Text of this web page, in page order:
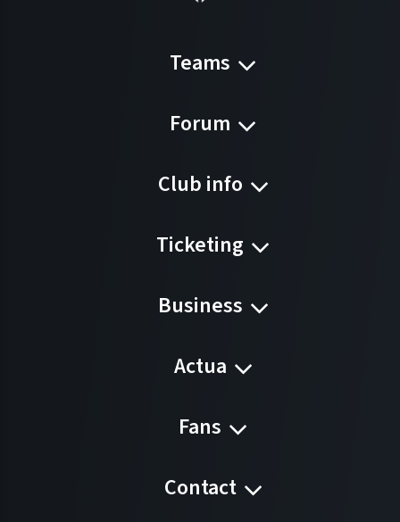
Teams
Forum
Club info
Ticketing
Business
Actua
Fans
Contact